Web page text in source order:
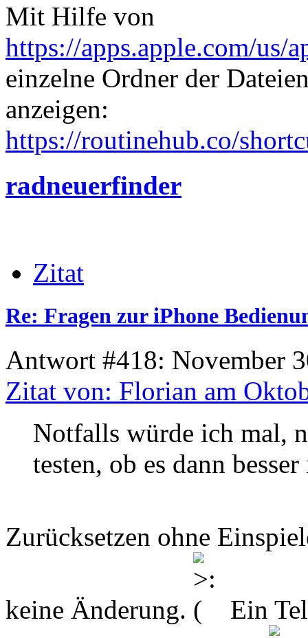
Mit Hilfe von
https://apps.apple.com/us/
einzelne Ordner der
anzeigen:
https://routinehub.co/
radneuerfinder
Zitat
Re: Fragen zur iPhone
Antwort #418: November
Zitat von: Florian am
Notfalls würde ich mal,
testen, ob es dann
Zurücksetzen ohne
keine Änderung. Ein